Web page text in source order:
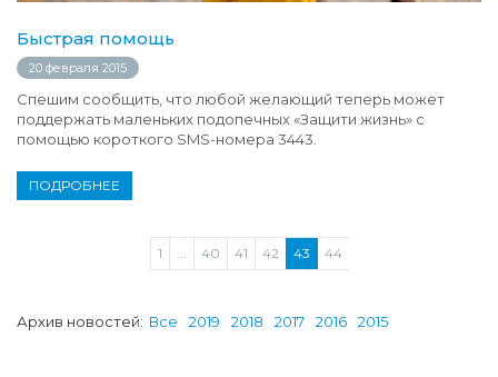
Быстрая помощь
20 февраля 2015
Спешим сообщить, что любой желающий теперь может
поддержать маленьких подопечных «Защити жизнь» с
помощью короткого SMS-номера 3443.
ПОДРОБНЕЕ
1 40 41 42 43 44
Архив новостей: Все 2019 2018 2017 2016 2015